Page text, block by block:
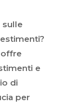
sulle
offre
e
di
per